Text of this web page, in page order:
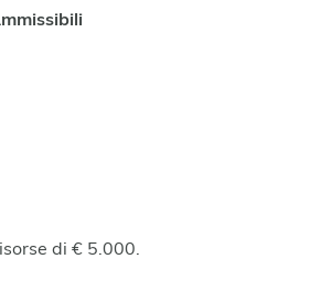
di € 5.000.